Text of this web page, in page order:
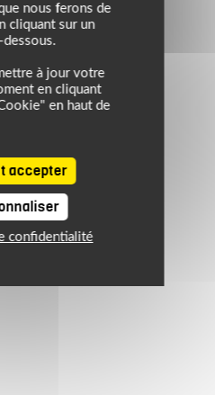
nous ferons de
cliquant sur un
à jour votre
en cliquant
en haut de
accepter
confidentialité